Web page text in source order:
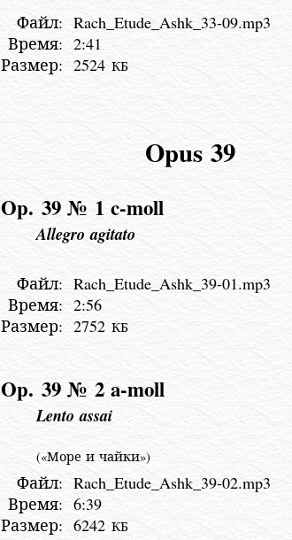
Файл: Rach_Etude_Ashk_33-09.mp3
Время: 2:41
Размер: 2524 КБ
Opus 39
Op. 39 № 1 c-moll
Allegro agitato
Файл: Rach_Etude_Ashk_39-01.mp3
Время: 2:56
Размер: 2752 КБ
Op. 39 № 2 a-moll
Lento assai
(«Море и чайки»)
Файл: Rach_Etude_Ashk_39-02.mp3
Время: 6:39
Размер: 6242 КБ